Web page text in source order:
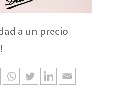
a un precio